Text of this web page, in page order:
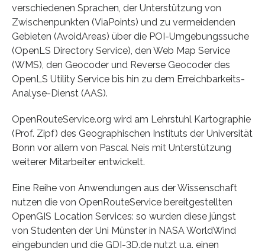
verschiedenen Sprachen, der Unterstützung von
Zwischenpunkten (ViaPoints) und zu vermeidenden
Gebieten (AvoidAreas) über die POI-Umgebungssuche
(OpenLS Directory Service), den Web Map Service
(WMS), den Geocoder und Reverse Geocoder des
OpenLS Utility Service bis hin zu dem Erreichbarkeits-
Analyse-Dienst (AAS).
OpenRouteService.org wird am Lehrstuhl Kartographie
(Prof. Zipf) des Geographischen Instituts der Universität
Bonn vor allem von Pascal Neis mit Unterstützung
weiterer Mitarbeiter entwickelt.
Eine Reihe von Anwendungen aus der Wissenschaft
nutzen die von OpenRouteService bereitgestellten
OpenGIS Location Services: so wurden diese jüngst
von Studenten der Uni Münster in NASA WorldWind
eingebunden und die GDI-3D.de nutzt u.a. einen